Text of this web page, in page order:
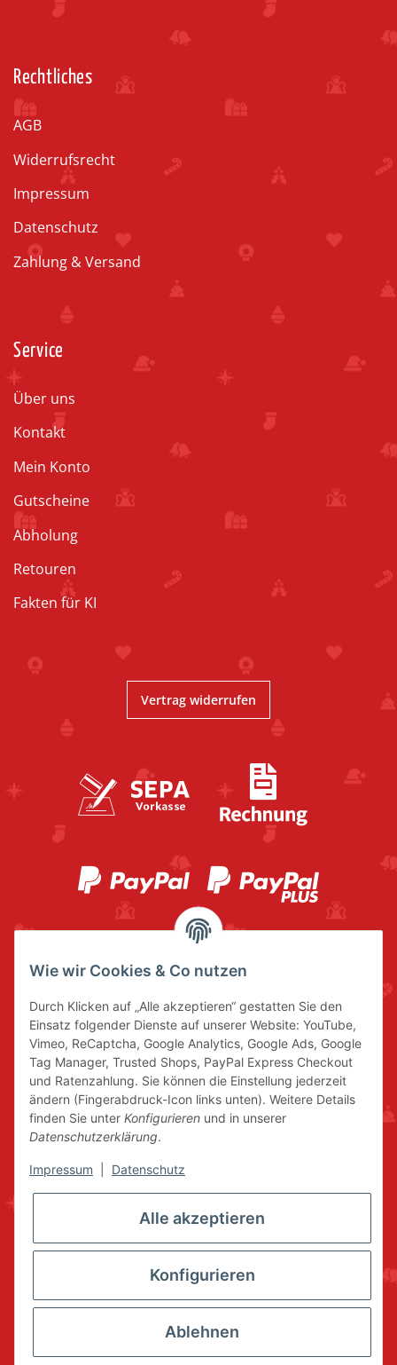
Rechtliches
AGB
Widerrufsrecht
Impressum
Datenschutz
Zahlung & Versand
Service
Über uns
Kontakt
Mein Konto
Gutscheine
Abholung
Retouren
Fakten für KI
Vertrag widerrufen
* Alle Preise inkl. gesetzlicher USt., zzgl.
© www.volkskunstshop-erzgebirge.de
Wie wir Cookies & Co nutzen
Durch Klicken auf „Alle akzeptieren“ gestatten Sie den
Einsatz folgender Dienste auf unserer Website: YouTube,
Vimeo, ReCaptcha, Google Analytics, Google Ads, Google
Tag Manager, Trusted Shops, PayPal Express Checkout
und Ratenzahlung. Sie können die Einstellung jederzeit
ändern (Fingerabdruck-Icon links unten). Weitere Details
finden Sie unter Konfigurieren und in unserer
Datenschutzerklärung.
Impressum Datenschutz
Alle akzeptieren
Konfigurieren
Ablehnen